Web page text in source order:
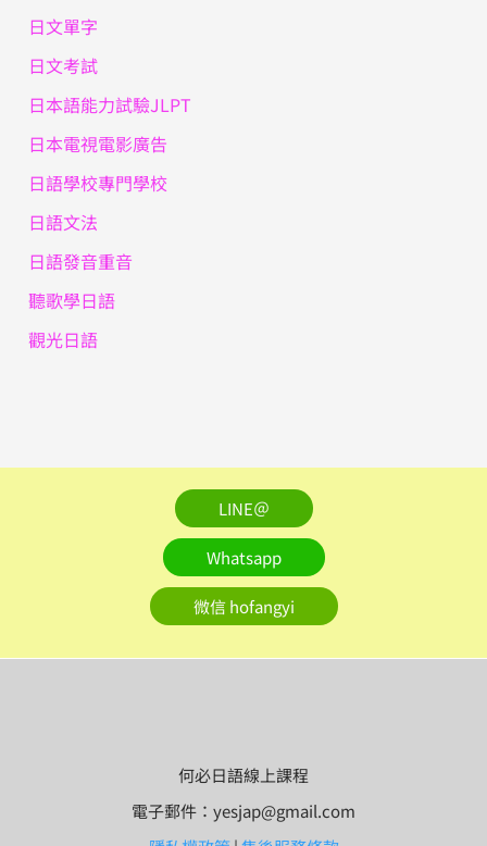
日文單字
日文考試
日本語能力試驗JLPT
日本電視電影廣告
日語學校專門學校
日語文法
日語發音重音
聽歌學日語
觀光日語
LINE＠
Whatsapp
微信 hofangyi
何必日語線上課程
電子郵件：yesjap@gmail.com